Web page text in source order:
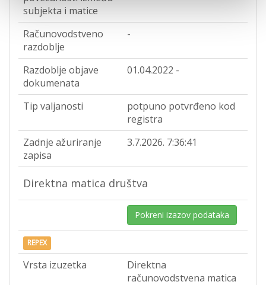
subjekta i matice
Računovodstveno
razdoblje
-
Razdoblje objave
dokumenata
01.04.2022 -
Tip valjanosti
potpuno potvrđeno kod
registra
Zadnje ažuriranje
zapisa
3.7.2026. 7:36:41
Direktna matica društva
Pokreni izazov podataka
REPEX
Vrsta izuzetka
Direktna
računovodstvena matica